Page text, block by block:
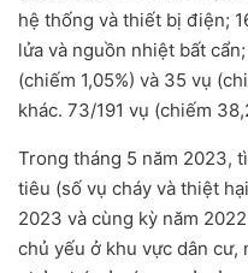
hệ thống và thiết bị điện;
lửa và nguồn nhiệt bất
(chiếm 1,05%) và 35 vụ
khác. 73/191 vụ (chiếm
Trong tháng 5 năm 2023,
tiêu (số vụ cháy và thiệt
2023 và cùng kỳ năm
chủ yếu ở khu vực dân cư,